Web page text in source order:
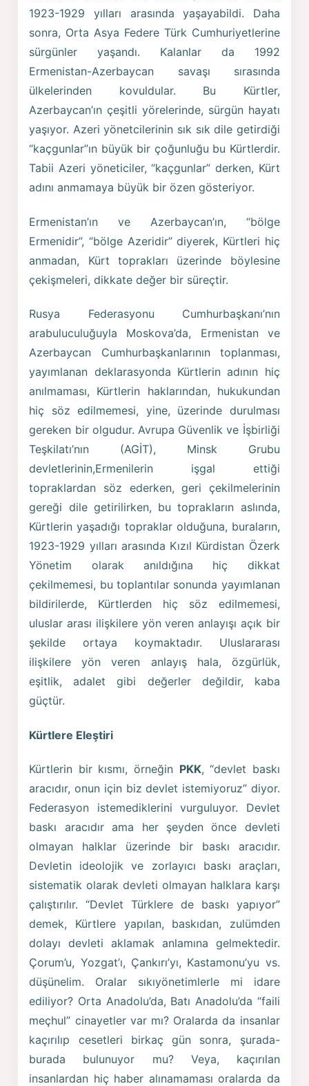
1923-1929 yılları arasında yaşayabildi. Daha
sonra, Orta Asya Federe Türk Cumhuriyetlerine
sürgünler yaşandı. Kalanlar da 1992
Ermenistan-Azerbaycan savaşı sırasında
ülkelerinden kovuldular. Bu Kürtler,
Azerbaycan’ın çeşitli yörelerinde, sürgün hayatı
yaşıyor. Azeri yönetcilerinin sık sık dile getirdiği
“kaçgunlar”ın büyük bir çoğunluğu bu Kürtlerdir.
Tabii Azeri yöneticiler, “kaçgunlar” derken, Kürt
adını anmamaya büyük bir özen gösteriyor.
Ermenistan’ın ve Azerbaycan’ın, “bölge
Ermenidir”, “bölge Azeridir” diyerek, Kürtleri hiç
anmadan, Kürt toprakları üzerinde böylesine
çekişmeleri, dikkate değer bir süreçtir.
Rusya Federasyonu Cumhurbaşkanı’nın
arabuluculuğuyla Moskova’da, Ermenistan ve
Azerbaycan Cumhurbaşkanlarının toplanması,
yayımlanan deklarasyonda Kürtlerin adının hiç
anılmaması, Kürtlerin haklarından, hukukundan
hiç söz edilmemesi, yine, üzerinde durulması
gereken bir olgudur. Avrupa Güvenlik ve İşbirliği
Teşkilatı’nın (AGİT), Minsk Grubu
devletlerinin,Ermenilerin işgal ettiği
topraklardan söz ederken, geri çekilmelerinin
gereği dile getirilirken, bu toprakların aslında,
Kürtlerin yaşadığı topraklar olduğuna, buraların,
1923-1929 yılları arasında Kızıl Kürdistan Özerk
Yönetim olarak anıldığına hiç dikkat
çekilmemesi, bu toplantılar sonunda yayımlanan
bildirilerde, Kürtlerden hiç söz edilmemesi,
uluslar arası ilişkilere yön veren anlayışı açık bir
şekilde ortaya koymaktadır. Uluslararası
ilişkilere yön veren anlayış hala, özgürlük,
eşitlik, adalet gibi değerler değildir, kaba
güçtür.
Kürtlere Eleştiri
Kürtlerin bir kısmı, örneğin PKK, “devlet baskı
aracıdır, onun için biz devlet istemiyoruz” diyor.
Federasyon istemediklerini vurguluyor. Devlet
baskı aracıdır ama her şeyden önce devleti
olmayan halklar üzerinde bir baskı aracıdır.
Devletin ideolojik ve zorlayıcı baskı araçları,
sistematik olarak devleti olmayan halklara karşı
çalıştırılır. “Devlet Türklere de baskı yapıyor”
demek, Kürtlere yapılan, baskıdan, zulümden
dolayı devleti aklamak anlamına gelmektedir.
Çorum’u, Yozgat’ı, Çankırı’yı, Kastamonu’yu vs.
düşünelim. Oralar sıkıyönetimlerle mi idare
ediliyor? Orta Anadolu’da, Batı Anadolu’da “faili
meçhul” cinayetler var mı? Oralarda da insanlar
kaçırılıp cesetleri birkaç gün sonra, şurada-
burada bulunuyor mu? Veya, kaçırılan
insanlardan hiç haber alınamaması oralarda da